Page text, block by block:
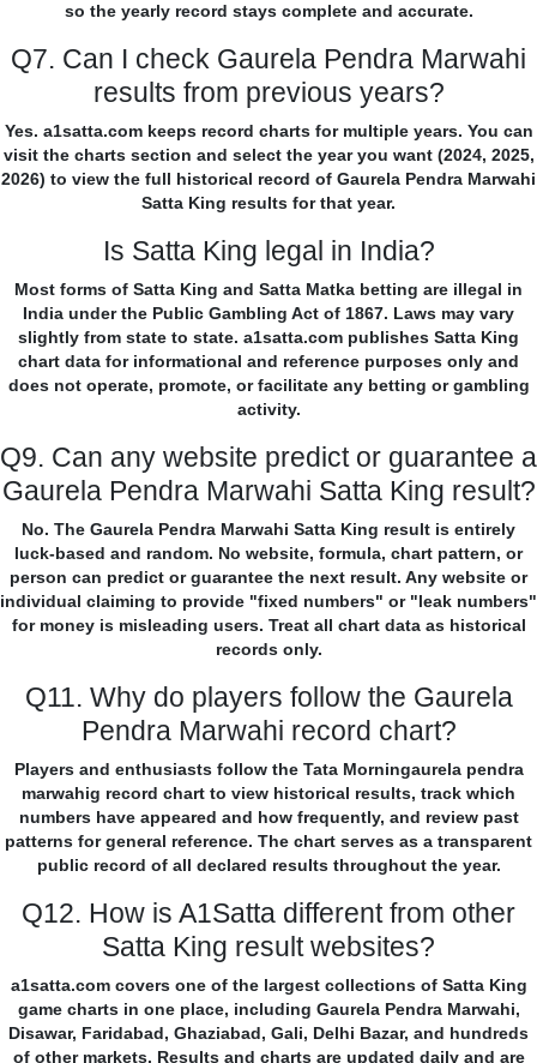
so the yearly record stays complete and accurate.
Q7. Can I check Gaurela Pendra Marwahi
results from previous years?
Yes. a1satta.com keeps record charts for multiple years. You can
visit the charts section and select the year you want (2024, 2025,
2026) to view the full historical record of Gaurela Pendra Marwahi
Satta King results for that year.
Is Satta King legal in India?
Most forms of Satta King and Satta Matka betting are illegal in
India under the Public Gambling Act of 1867. Laws may vary
slightly from state to state. a1satta.com publishes Satta King
chart data for informational and reference purposes only and
does not operate, promote, or facilitate any betting or gambling
activity.
Q9. Can any website predict or guarantee a
Gaurela Pendra Marwahi Satta King result?
No. The Gaurela Pendra Marwahi Satta King result is entirely
luck-based and random. No website, formula, chart pattern, or
person can predict or guarantee the next result. Any website or
individual claiming to provide "fixed numbers" or "leak numbers"
for money is misleading users. Treat all chart data as historical
records only.
Q11. Why do players follow the Gaurela
Pendra Marwahi record chart?
Players and enthusiasts follow the Tata Morningaurela pendra
marwahig record chart to view historical results, track which
numbers have appeared and how frequently, and review past
patterns for general reference. The chart serves as a transparent
public record of all declared results throughout the year.
Q12. How is A1Satta different from other
Satta King result websites?
a1satta.com covers one of the largest collections of Satta King
game charts in one place, including Gaurela Pendra Marwahi,
Disawar, Faridabad, Ghaziabad, Gali, Delhi Bazar, and hundreds
of other markets. Results and charts are updated daily and are